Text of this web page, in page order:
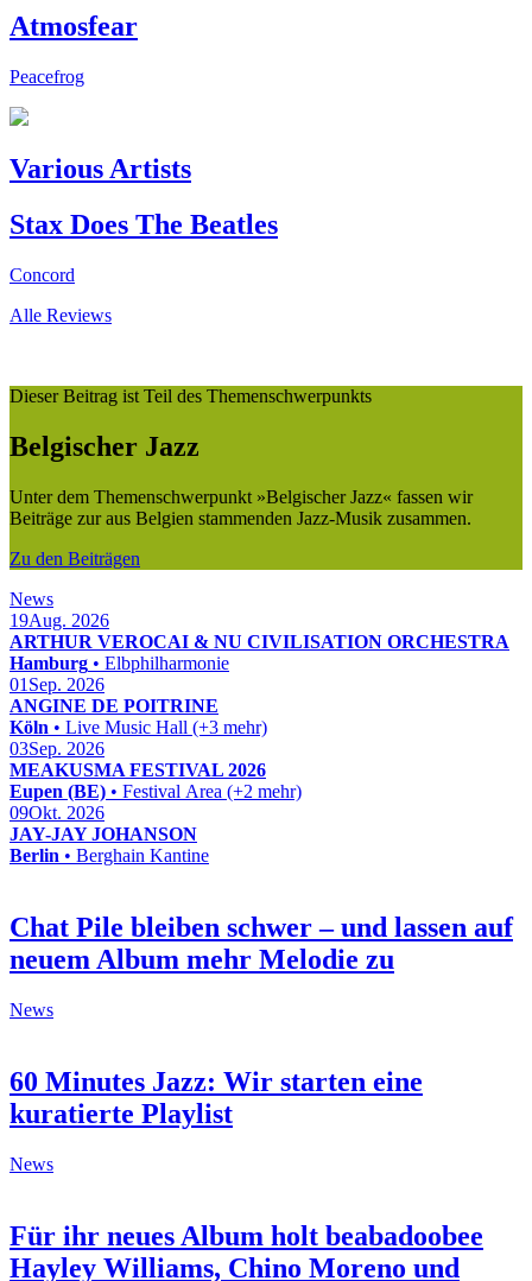
Atmosfear
Peacefrog
Various Artists
Stax Does The Beatles
Concord
Alle Reviews
Dieser Beitrag ist Teil des Themenschwerpunkts
Belgischer Jazz
Unter dem Themenschwerpunkt »Belgischer Jazz« fassen wir
Beiträge zur aus Belgien stammenden Jazz-Musik zusammen.
Zu den Beiträgen
News
19Aug. 2026
ARTHUR VEROCAI & NU CIVILISATION ORCHESTRA
Hamburg • Elbphilharmonie
01 Sep. 2026
ANGINE DE POITRINE
Köln • Live Music Hall (+3 mehr)
03Sep. 2026
MEAKUSMA FESTIVAL 2026
Eupen (BE) • Festival Area (+2 mehr)
09Okt. 2026
JAY-JAY JOHANSON
Berlin • Berghain Kantine
Chat Pile bleiben schwer – und lassen auf
neuem Album mehr Melodie zu
News
60 Minutes Jazz: Wir starten eine
kuratierte Playlist
News
Für ihr neues Album holt beabadoobee
Hayley Williams, Chino Moreno und